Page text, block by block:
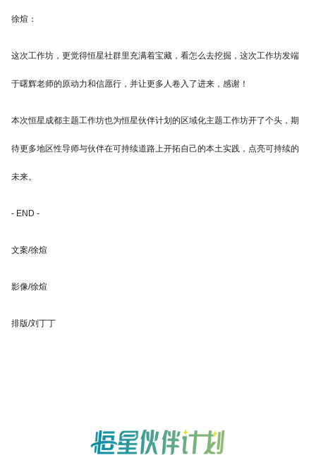
徐煊：
这次工作坊，更觉得恒星社群里充满着宝藏，看怎么去挖掘，这次工作坊发端
于曙辉老师的原动力和信愿行，并让更多人卷入了进来，感谢！
本次恒星成都主题工作坊也为恒星伙伴计划的区域化主题工作坊开了个头，期
待更多地区性导师与伙伴在可持续道路上开拓自己的本土实践，点亮可持续的
未来。
- END -
文案/徐煊
影像/徐煊
排版/刘丁丁